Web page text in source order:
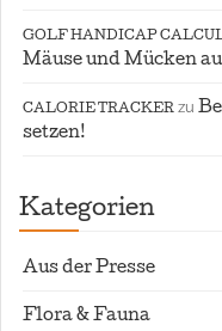
GOLF HANDICAP
Mäuse und Mücken
CALORIE TRACKER zu
setzen!
Kategorien
Aus der Presse
Flora & Fauna